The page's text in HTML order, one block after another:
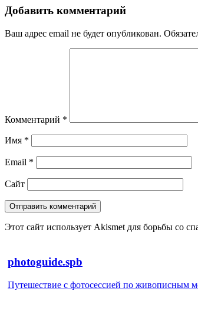
Добавить комментарий
Ваш адрес email не будет опубликован.
Комментарий *
Имя *
Email *
Сайт
Этот сайт использует Akismet для борьбы со
photoguide.spb
Путешествие с фотосессией по живописным